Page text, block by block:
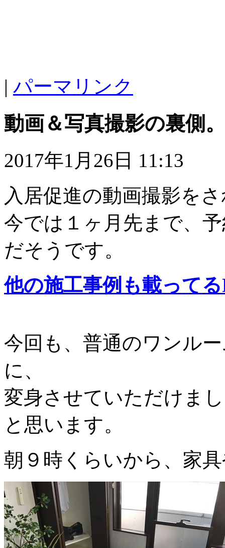
| パーマリンク
動画＆写真撮影の裏側。
2017年1月26日 11:13
入居促進の動画撮影を
今では１ヶ月先まで、
だそうです。
他の施工事例も載って
今回も、普通のワンル
に、
変身させていただけま
と思います。
朝９時くらいから、家